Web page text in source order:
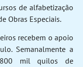
de alfabetização
Obras Especiais.
recebem o apoio
Semanalmente a
mil quilos de